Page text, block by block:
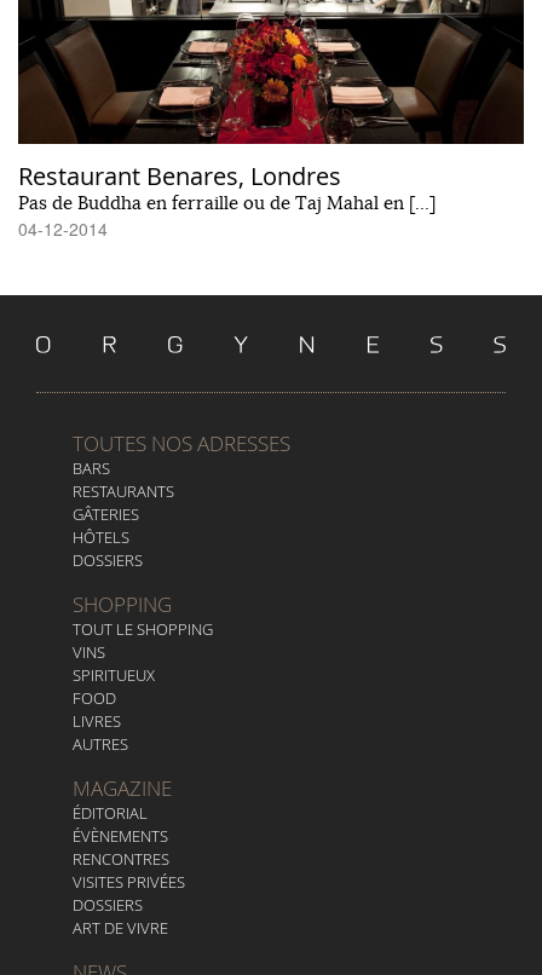
Restaurant Benares, Londres
Pas de Buddha en ferraille ou de Taj Mahal en […]
04-12-2014
TOUTES NOS ADRESSES
BARS
RESTAURANTS
GÂTERIES
HÔTELS
DOSSIERS
SHOPPING
TOUT LE SHOPPING
VINS
SPIRITUEUX
FOOD
LIVRES
AUTRES
MAGAZINE
ÉDITORIAL
ÉVÈNEMENTS
RENCONTRES
VISITES PRIVÉES
DOSSIERS
ART DE VIVRE